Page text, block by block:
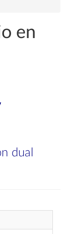
en
dual